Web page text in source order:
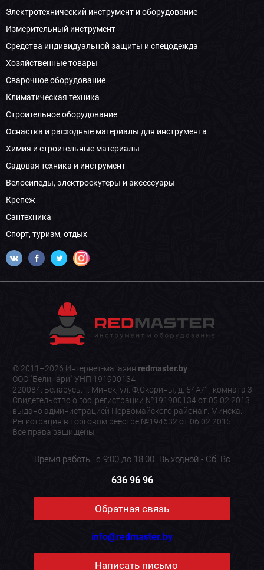
Электротехнический инструмент и оборудование
Измерительный инструмент
Средства индивидуальной защиты и спецодежда
Хозяйственные товары
Сварочное оборудование
Климатическая техника
Строительное оборудование
Оснастка и расходные материалы для инструмента
Химия и строительные материалы
Садовая техника и инструмент
Велосипеды, электроскутеры и аксессуары
Крепеж
Сантехника
Спорт, туризм, отдых
© 2011–2026 Интернет-магазин redmaster.by.
ООО "Белинари" УНП 191900134
220084, Беларусь, г. Минск, ул. Ф.Скорины, д. 54А/1, комната 3
Свидетельство о гос. регистрации №191900134 от 05.02.2013
выдано администрацией Первомайского района г. Минска.
Регистрация в торговом реестре №194632 от 06.02.2015
Все права защищены
Время работы: с 9:00 до 18:00. Выходной - Сб, Вс
636 96 96
Обратная связь
info@redmaster.by
Написать письмо